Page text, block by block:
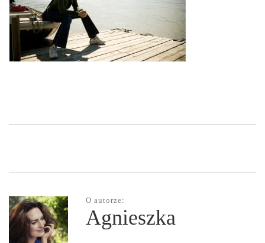
O autorze:
Agnieszka